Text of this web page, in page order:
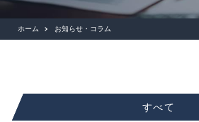
ホーム お知らせ・コラム
すべて